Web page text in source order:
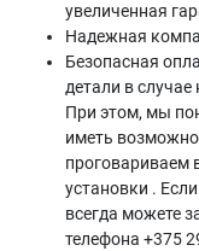
увеличенная
Надежная
Безопасная
детали в
При этом, мы
иметь
проговариваем
установки .
всегда можете
телефона +375